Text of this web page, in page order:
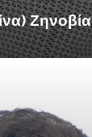
Ζηνοβία